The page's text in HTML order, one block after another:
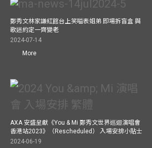
鄭秀文林家謙紅館台上笑嗌表姐弟 即場拆盲盒 與
歌迷約定一齊變老
2024-07-14
More
AXA 安盛呈獻《You & Mi 鄭秀文世界巡迴演唱會
香港站2023》（Rescheduled） 入場安排小貼士
2024-06-19